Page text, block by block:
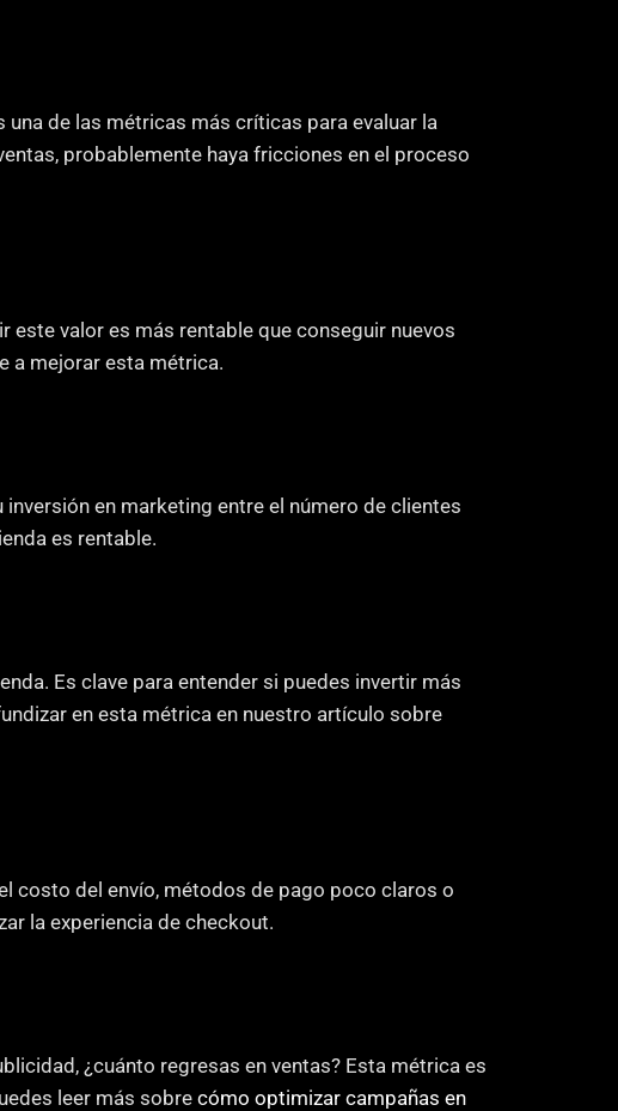
de las métricas más críticas para evaluar la
probablemente haya fricciones en el proceso
valor es más rentable que conseguir nuevos
a mejorar esta métrica.
en marketing entre el número de clientes
es rentable.
Es clave para entender si puedes invertir más
en esta métrica en nuestro artículo sobre
costo del envío, métodos de pago poco claros o
la experiencia de checkout.
¿cuánto regresas en ventas? Esta métrica es
leer más sobre cómo optimizar campañas en